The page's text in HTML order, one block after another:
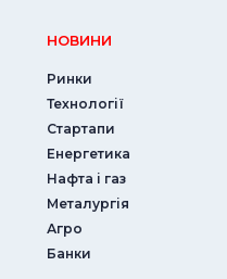
НОВИНИ
Ринки
Технології
Стартапи
Енергетика
Нафта і газ
Металургія
Агро
Банки